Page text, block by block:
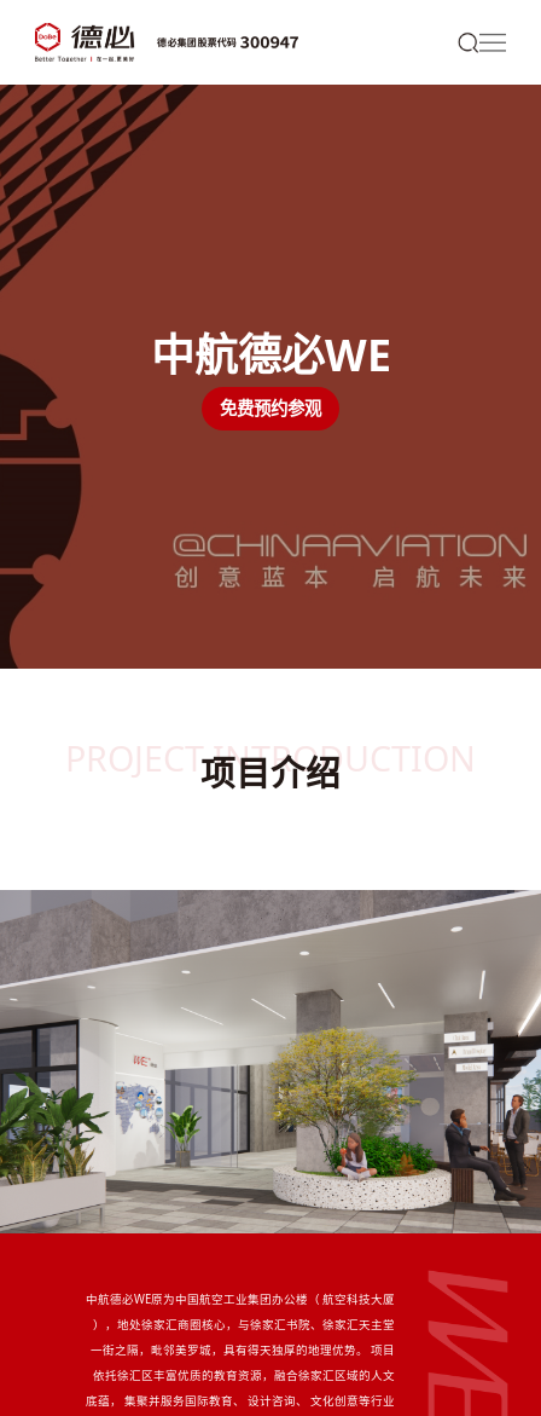
中航德必WE
免费预约参观
PROJECT INTRODUCTION
项目介绍
中航德必WE原为中国航空工业集团办公楼（ 航空科技大厦
），地处徐家汇商圈核心，与徐家汇书院、徐家汇天主堂
一街之隔，毗邻美罗城，具有得天独厚的地理优势。 项目
依托徐汇区丰富优质的教育资源，融合徐家汇区域的人文
底蕴， 集聚并服务国际教育、 设计咨询、 文化创意等行业